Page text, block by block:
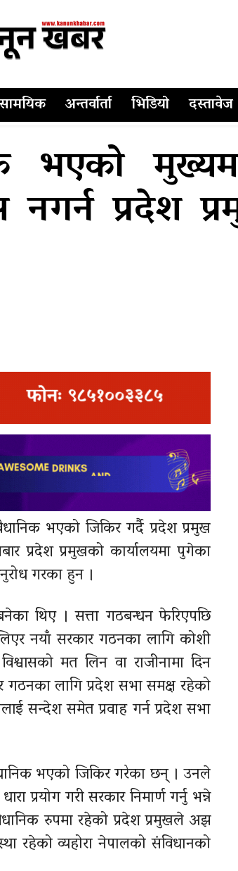
अन्तर्वार्ता भिडियो दस्तावेज
प्रदेश
भएको जिकिर गर्दै प्रदेश प्रमुख
प्रदेश प्रमुखको कार्यालयमा पुगेका
गरका हुन ।
थिए । सत्ता गठबन्धन फेरिएपछि
नयाँ सरकार गठनका लागि कोशी
मत लिन वा राजीनामा दिन
लागि प्रदेश सभा समक्ष रहेको
सन्देश समेत प्रवाह गर्न प्रदेश सभा
भएको जिकिर गरेका छन् । उनले
प्रयोग गरी सरकार निमार्ण गर्नु भन्ने
रुपमा रहेको प्रदेश प्रमुखले अझ
रहेको व्यहोरा नेपालको संविधानको